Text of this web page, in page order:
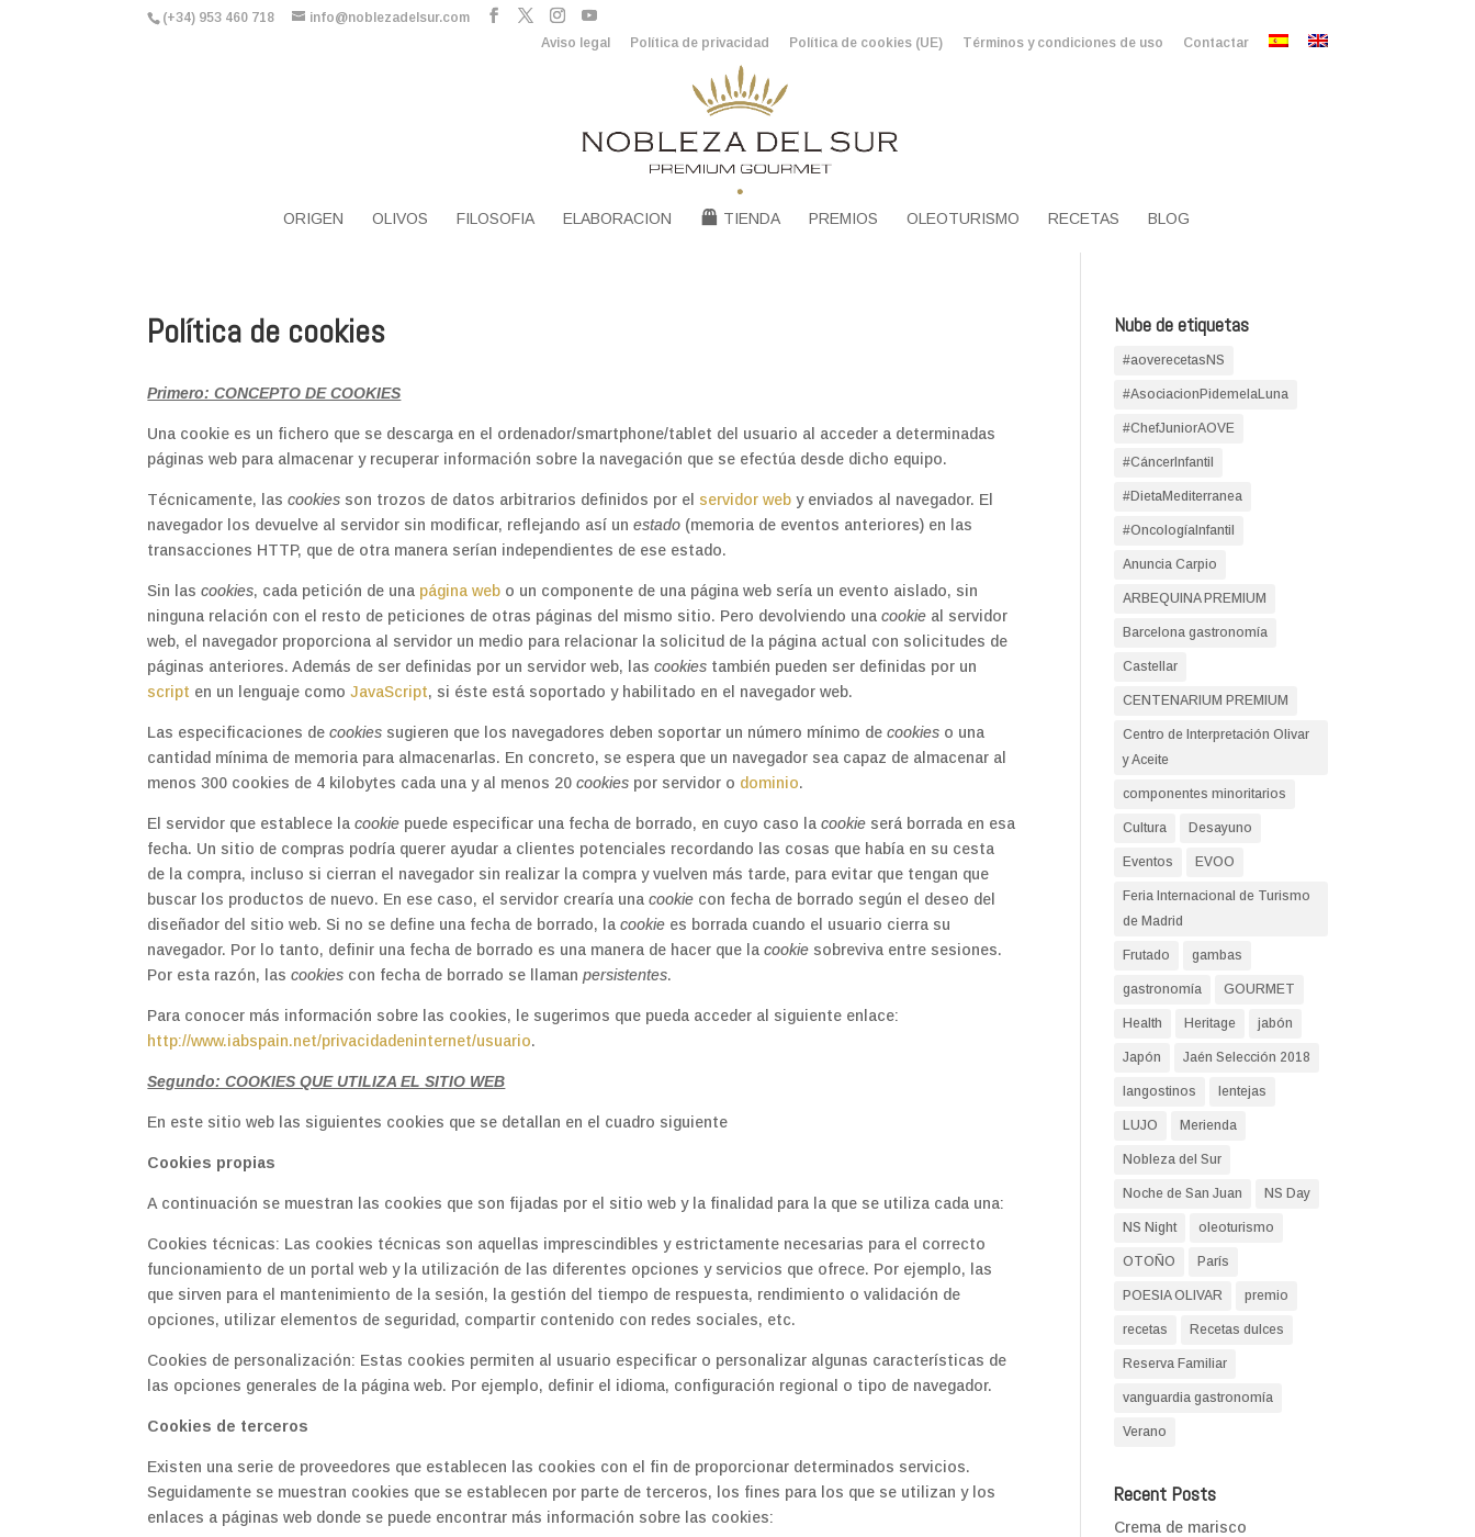
(+34) 953 460 718
info@noblezadelsur.com
Aviso legal
Política de privacidad Política de cookies (UE) Términos y condiciones de uso Contactar
ORIGEN OLIVOS FILOSOFIA ELABORACION TIENDA PREMIOS OLEOTURISMO RECETAS BLOG
Política de cookies
Primero: CONCEPTO DE COOKIES
Una cookie es un fichero que se descarga en el ordenador/smartphone/tablet del usuario al acceder a determinadas
páginas web para almacenar y recuperar información sobre la navegación que se efectúa desde dicho equipo.
Técnicamente, lascookies son trozos de datos arbitrarios definidos por el servidor web y enviados al navegador. El
navegador los devuelve al servidor sin modificar, reflejando así unestado (memoria de eventos anteriores) en las
transacciones HTTP, que de otra manera serían independientes de ese estado.
Sin lascookies, cada petición de una página web o un componente de una página web sería un evento aislado, sin
ninguna relación con el resto de peticiones de otras páginas del mismo sitio. Pero devolviendo unacookie al servidor
web, el navegador proporciona al servidor un medio para relacionar la solicitud de la página actual con solicitudes de
páginas anteriores. Además de ser definidas por un servidor web, lascookies también pueden ser definidas por un
script en un lenguaje comoJavaScript, si éste está soportado y habilitado en el navegador web.
Las especificaciones decookies sugieren que los navegadores deben soportar un número mínimo decookies o una
cantidad mínima de memoria para almacenarlas. En concreto, se espera que un navegador sea capaz de almacenar al
menos 300 cookies de 4 kilobytes cada una y al menos 20cookies por servidor o dominio.
El servidor que establece lacookie puede especificar una fecha de borrado, en cuyo caso lacookie será borrada en esa
fecha. Un sitio de compras podría querer ayudar a clientes potenciales recordando las cosas que había en su cesta
de la compra, incluso si cierran el navegador sin realizar la compra y vuelven más tarde, para evitar que tengan que
buscar los productos de nuevo. En ese caso, el servidor crearía unacookie con fecha de borrado según el deseo del
diseñador del sitio web. Si no se define una fecha de borrado, lacookie es borrada cuando el usuario cierra su
navegador. Por lo tanto, definir una fecha de borrado es una manera de hacer que lacookie sobreviva entre sesiones.
Por esta razón, lascookies con fecha de borrado se llamanpersistentes.
Para conocer más información sobre las cookies, le sugerimos que pueda acceder al siguiente enlace:
http://www.iabspain.net/privacidadeninternet/usuario.
Segundo: COOKIES QUE UTILIZA EL SITIO WEB
En este sitio web las siguientes cookies que se detallan en el cuadro siguiente
Cookies propias
A continuación se muestran las cookies que son fijadas por el sitio web y la finalidad para la que se utiliza cada una:
Cookies técnicas: Las cookies técnicas son aquellas imprescindibles y estrictamente necesarias para el correcto
funcionamiento de un portal web y la utilización de las diferentes opciones y servicios que ofrece. Por ejemplo, las
que sirven para el mantenimiento de la sesión, la gestión del tiempo de respuesta, rendimiento o validación de
opciones, utilizar elementos de seguridad, compartir contenido con redes sociales, etc.
Cookies de personalización: Estas cookies permiten al usuario especificar o personalizar algunas características de
las opciones generales de la página web. Por ejemplo, definir el idioma, configuración regional o tipo de navegador.
Cookies de terceros
Existen una serie de proveedores que establecen las cookies con el fin de proporcionar determinados servicios.
Seguidamente se muestran cookies que se establecen por parte de terceros, los fines para los que se utilizan y los
enlaces a páginas web donde se puede encontrar más información sobre las cookies:
Nube de etiquetas
#aoverecetasNS
#AsociacionPidemelaLuna
#ChefJuniorAOVE
#CáncerInfantil
#DietaMediterranea
#OncologíaInfantil
Anuncia Carpio
ARBEQUINA PREMIUM
Barcelona gastronomía
Castellar
CENTENARIUM PREMIUM
Centro de Interpretación Olivar
y Aceite
componentes minoritarios
Cultura Desayuno
Eventos EVOO
Feria Internacional de Turismo
de Madrid
Frutado gambas
gastronomía GOURMET
Health Heritage jabón
Japón Jaén Selección 2018
langostinos lentejas
LUJO Merienda
Nobleza del Sur
Noche de San Juan NS Day
NS Night oleoturismo
OTOÑO París
POESIA OLIVAR premio
recetas Recetas dulces
Reserva Familiar
vanguardia gastronomía
Verano
Recent Posts
Crema de marisco